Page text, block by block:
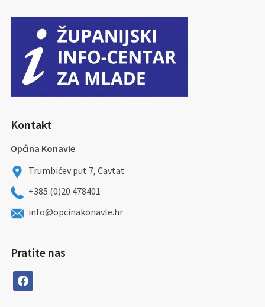
Kontakt
Općina Konavle
Trumbićev put 7, Cavtat
+385 (0)20 478401
info@opcinakonavle.hr
Pratite nas
facebook